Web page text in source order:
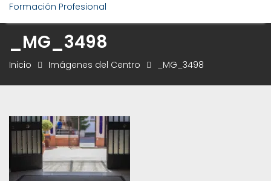
Formación Profesional
_MG_3498
Inicio Imágenes del Centro _MG_3498